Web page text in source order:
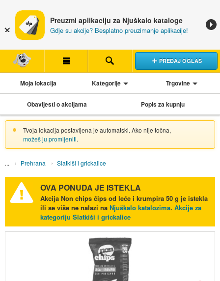
Preuzmi aplikaciju za Njuškalo kataloge
Gdje su akcije? Besplatno preuzimanje aplikacije!
PREDAJ OGLAS
Moja lokacija Kategorije Trgovine
Obavijesti o akcijama Popis za kupnju
Tvoja lokacija postavljena je automatski. Ako nije točna,
možeš ju promijeniti.
Prehrana Slatkiši i grickalice
OVA PONUDA JE ISTEKLA
Akcija Non chips čips od leće i krumpira 50 g je istekla
ili se više ne nalazi na Njuškalo katalozima. Akcije za
kategoriju Slatkiši i grickalice